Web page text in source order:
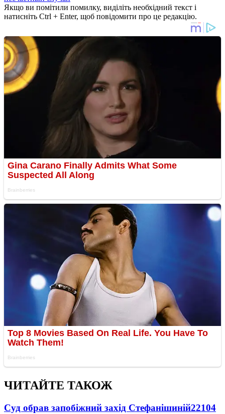
Якщо ви помітили помилку, виділіть необхідний текст і
натисніть Ctrl + Enter, щоб повідомити про це редакцію.
ЧИТАЙТЕ ТАКОЖ
Суд обрав запобіжний захід Стефанішиній22104